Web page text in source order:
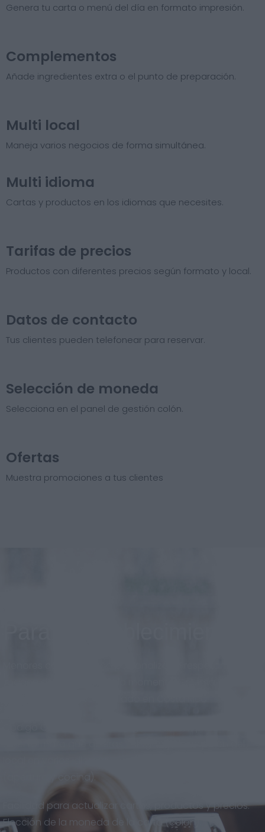
Genera tu carta o menú del día en formato impresión.
Complementos
Añade ingredientes extra o el punto de preparación.
Multi local
Maneja varios negocios de forma simultánea.
Multi idioma
Cartas y productos en los idiomas que necesites.
Tarifas de precios​
Productos con diferentes precios según formato y local.
Datos de contacto
Tus clientes pueden telefonear para reservar.
Selección de moneda
Selecciona en el panel de gestión colón.
Ofertas
Muestra promociones a tus clientes
(apertura y cocina).
Facilidad para actualizar cartas, productos y precios.
Elección de la moneda de la carta (colón).